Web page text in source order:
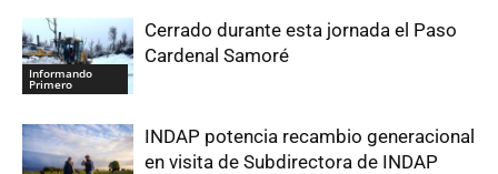
Informando
Primero
Cerrado durante esta jornada el Paso
Cardenal Samoré
INDAP potencia recambio generacional
en visita de Subdirectora de INDAP